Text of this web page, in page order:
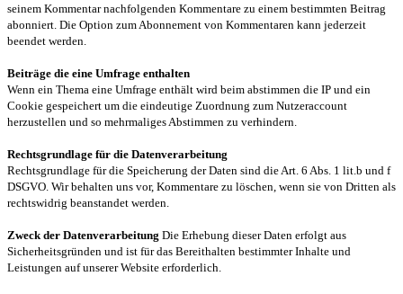
seinem Kommentar nachfolgenden Kommentare zu einem bestimmten Beitrag
abonniert. Die Option zum Abonnement von Kommentaren kann jederzeit
beendet werden.
Beiträge die eine Umfrage enthalten
Wenn ein Thema eine Umfrage enthält wird beim abstimmen die IP und ein
Cookie gespeichert um die eindeutige Zuordnung zum Nutzeraccount
herzustellen und so mehrmaliges Abstimmen zu verhindern.
Rechtsgrundlage für die Datenverarbeitung
Rechtsgrundlage für die Speicherung der Daten sind die Art. 6 Abs. 1 lit.b und f
DSGVO. Wir behalten uns vor, Kommentare zu löschen, wenn sie von Dritten als
rechtswidrig beanstandet werden.
Zweck der Datenverarbeitung Die Erhebung dieser Daten erfolgt aus
Sicherheitsgründen und ist für das Bereithalten bestimmter Inhalte und
Leistungen auf unserer Website erforderlich.